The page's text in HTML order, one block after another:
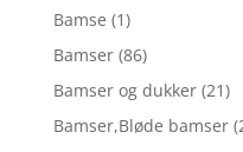
Bamse (1)
Bamser (86)
Bamser og dukker (21)
Bamser,Bløde bamser